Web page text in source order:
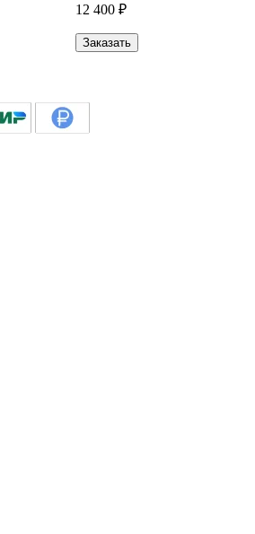
12 400 ₽
Заказать